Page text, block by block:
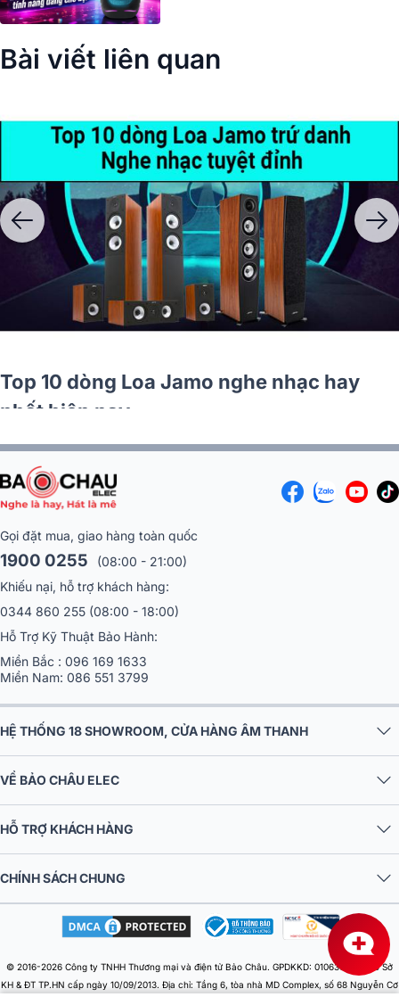
Bài viết liên quan
Top 10 dòng Loa Jamo nghe nhạc hay
nhất hiện nay
Gọi đặt mua, giao hàng toàn quốc
1900 0255
(08:00 - 21:00)
Khiếu nại, hỗ trợ khách hàng:
0344 860 255 (08:00 - 18:00)
Hỗ Trợ Kỹ Thuật Bảo Hành:
Miền Bắc : 096 169 1633
Miền Nam: 086 551 3799
HỆ THỐNG 18 SHOWROOM, CỬA HÀNG ÂM THANH
VỀ BẢO CHÂU ELEC
HỖ TRỢ KHÁCH HÀNG
CHÍNH SÁCH CHUNG
© 2016-2026 Công ty TNHH Thương mại và điện tử Bảo Châu. GPDKKD: 0106303879 do Sở
KH & ĐT TP.HN cấp ngày 10/09/2013. Địa chỉ: Tầng 6, tòa nhà MD Complex, số 68 Nguyễn Cơ